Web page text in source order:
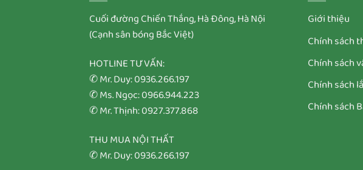
Cuối đường Chiến Thắng, Hà Đông, Hà Nội
(Cạnh sân bóng Bắc Việt)
HOTLINE TƯ VẤN:
✆ Mr. Duy: 0936.266.197
✆ Ms. Ngọc: 0966.944.223
✆ Mr. Thịnh: 0927.377.868
THU MUA NỘI THẤT
✆ Mr. Duy: 0936.266.197
Giới thiệu
Chính sách
Chính sách
Chính sách
Chính sách